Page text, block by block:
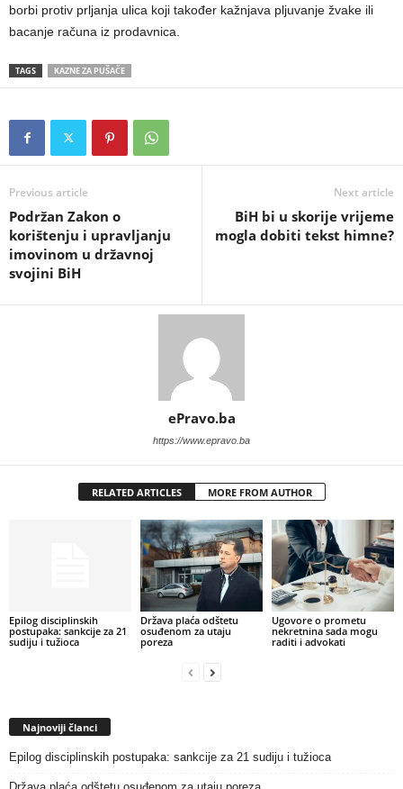
borbi protiv prljanja ulica koji također kažnjava pljuvanje žvake ili
bacanje računa iz prodavnica.
TAGS KAZNE ZA PUŠAČE
Previous article
Podržan Zakon o
korištenju i upravljanju
imovinom u državnoj
svojini BiH
Next article
BiH bi u skorije vrijeme
mogla dobiti tekst himne?
ePravo.ba
https://www.epravo.ba
RELATED ARTICLES MORE FROM AUTHOR
Epilog disciplinskih
postupaka: sankcije za 21
sudiju i tužioca
Država plaća odštetu
osuđenom za utaju
poreza
Ugovore o prometu
nekretnina sada mogu
raditi i advokati
Najnoviji članci
Epilog disciplinskih postupaka: sankcije za 21 sudiju i tužioca